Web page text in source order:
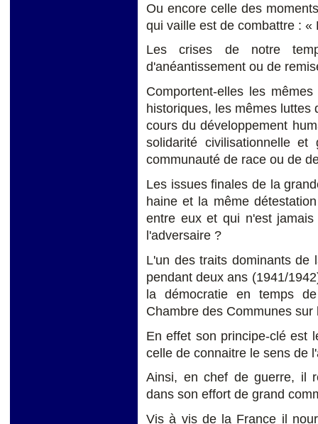
Ou encore celle des
qui vaille est de combattre : «
Les crises de notre
d'anéantissement ou de
Comportent-elles les
historiques, les mêmes
cours du développement
solidarité civilisationnelle et
communauté de race ou de
Les issues finales de la
haine et la même
entre eux et qui n'est
l'adversaire ?
L'un des traits dominants de
pendant deux ans (1941/
la démocratie en temps
Chambre des Communes
En effet son principe-clé est
celle de connaitre le sens de
Ainsi, en chef de guerre, il
dans son effort de grand
Vis à vis de la France il